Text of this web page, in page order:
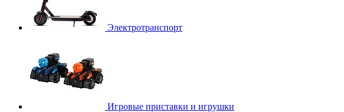
Электротранспорт
Игровые приставки и игрушки